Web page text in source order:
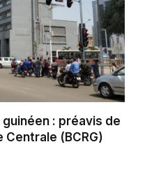
: préavis de
Centrale (BCRG)